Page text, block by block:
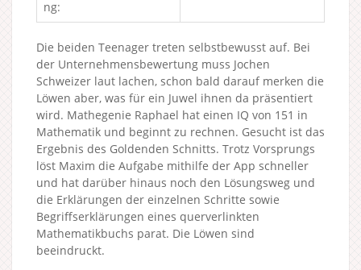
ng:
Die beiden Teenager treten selbstbewusst auf. Bei
der Unternehmensbewertung muss Jochen
Schweizer laut lachen, schon bald darauf merken die
Löwen aber, was für ein Juwel ihnen da präsentiert
wird. Mathegenie Raphael hat einen IQ von 151 in
Mathematik und beginnt zu rechnen. Gesucht ist das
Ergebnis des Goldenden Schnitts. Trotz Vorsprungs
löst Maxim die Aufgabe mithilfe der App schneller
und hat darüber hinaus noch den Lösungsweg und
die Erklärungen der einzelnen Schritte sowie
Begriffserklärungen eines querverlinkten
Mathematikbuchs parat. Die Löwen sind
beeindruckt.